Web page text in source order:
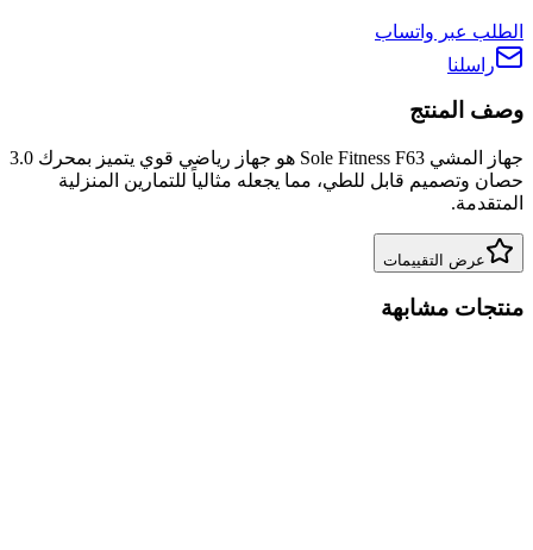
الطلب عبر واتساب
راسلنا
وصف المنتج
جهاز المشي Sole Fitness F63 هو جهاز رياضي قوي يتميز بمحرك 3.0
حصان وتصميم قابل للطي، مما يجعله مثالياً للتمارين المنزلية
المتقدمة.
عرض التقييمات
منتجات مشابهة